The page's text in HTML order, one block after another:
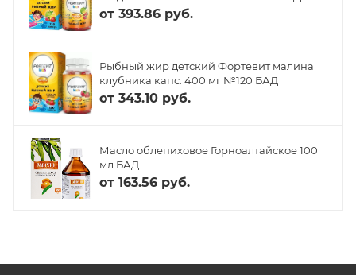
от 393.86 руб.
Рыбный жир детский Фортевит малина
клубника капс. 400 мг №120 БАД
от 343.10 руб.
Масло облепиховое Горноалтайское 100
мл БАД
от 163.56 руб.